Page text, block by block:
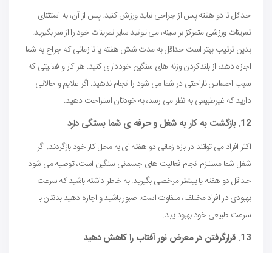
حداقل تا دو هفته پس از جراحی نباید ورزش کنید. پس از آن، به استثنای
تمرینات ورزشی متمرکز بر سینه، می توانید سایر تمرینات خود را از سر بگیرید.
بدین ترتیب بهتر است حداقل به مدت شش هفته یا تا زمانی که جراح به شما
اجازه دهد، از بلندکردن وزنه های سنگین خودداری کنید. هر کار و فعالیتی که
سبب احساس ناراحتی در شما می شود را انجام ندهید. اگر علایم و حالاتی
دارید که غیرطبیعی به نظر می رسد، به خودتان استراحت دهید.
12. بازگشت به کار به شغل و حرفه ی شما بستگی دارد
اکثر افراد می توانند در بازه زمانی دو هفته ای به محل کار خود بازگردند. اگر
شغل شما مستلزم انجام فعالیت های جسمانی سنگین است، توصیه می شود
حداقل دو هفته یا بیشتر مرخصی بگیرید. به خاطر داشته باشید که سرعت
بهبودی در افراد مختلف، متفاوت است. صبور باشید و اجازه دهید بدنتان با
سرعت طبیعی خود بهبود یابد.
13. قرارگرفتن در معرض نور آفتاب را کاهش دهید